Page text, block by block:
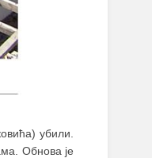
убили.
Обнова је